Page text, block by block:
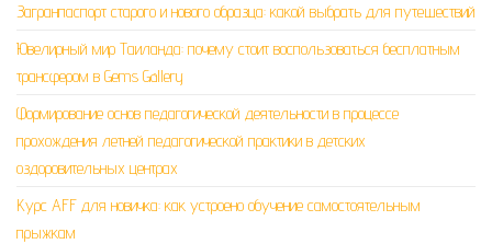
Загранпаспорт старого и нового образца: какой выбрать для путешествий
Ювелирный мир Таиланда: почему стоит воспользоваться бесплатным
трансфером в Gems Gallery
Формирование основ педагогической деятельности в процессе
прохождения летней педагогической практики в детских
оздоровительных центрах
Курс AFF для новичка: как устроено обучение самостоятельным
прыжкам